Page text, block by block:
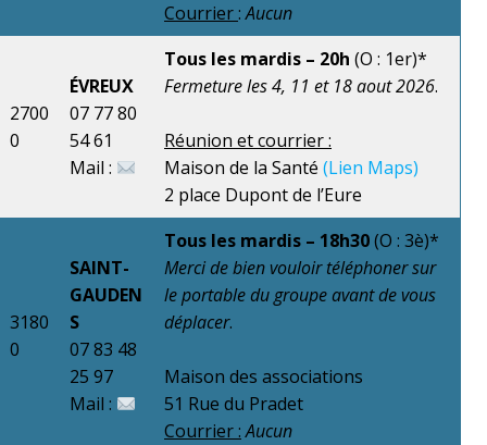
Courrier:Aucun
2700
0
ÉVREUX
07 77 80
54 61
Mail :
Tous les mardis – 20h (O : 1er)*
Fermeture les 4, 11 et 18 aout 2026.
Réunion et courrier :
Maison de la Santé (Lien Maps)
2 place Dupont de l’Eure
3180
0
SAINT-
GAUDEN
S
07 83 48
25 97
Mail :
Tous les mardis – 18h30(O : 3è)*
Merci de bien vouloir téléphoner sur
le portable du groupe avant de vous
déplacer.
Maison des associations
51 Rue du Pradet
Courrier : Aucun